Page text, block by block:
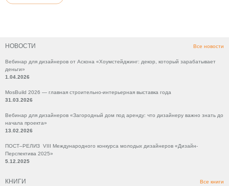
НОВОСТИ Все новости
Вебинар для дизайнеров от Аскона «Хоумстейджинг: декор, который зарабатывает
деньги»
1.04.2026
MosBuild 2026 — главная строительно-интерьерная выставка года
31.03.2026
Вебинар для дизайнеров «Загородный дом под аренду: что дизайнеру важно знать до
начала проекта»
13.02.2026
ПОСТ–РЕЛИЗ VIII Международного конкурса молодых дизайнеров «Дизайн-
Перспектива 2025»
5.12.2025
КНИГИ Все книги